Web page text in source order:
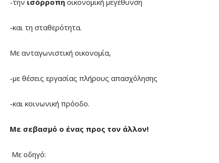
-και τη σταθερότητα.
Με ανταγωνιστική οικονομία,
-με θέσεις εργασίας πλήρους απασχόλησης
-και κοινωνική πρόοδο.
Με σεβασμό ο ένας προς τον άλλον!
Με οδηγό: